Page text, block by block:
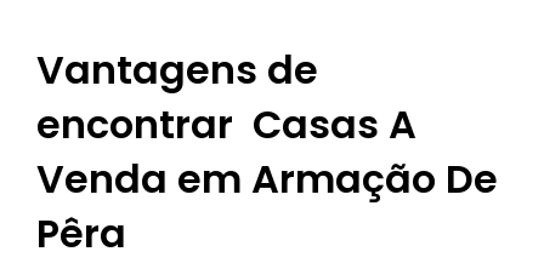
Vantagens de
encontrar Casas A
Venda em Armação De
Pêra